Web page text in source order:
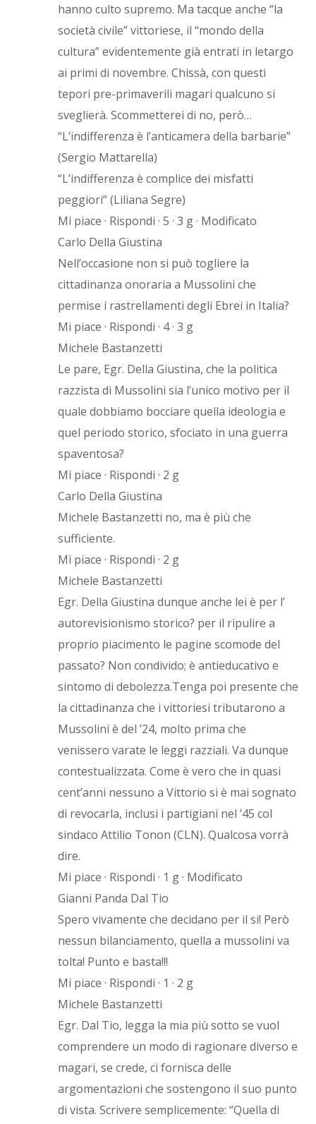
hanno culto supremo. Ma tacque anche “la
società civile” vittoriese, il “mondo della
cultura” evidentemente già entrati in letargo
ai primi di novembre. Chissà, con questi
tepori pre-primaverili magari qualcuno si
sveglierà. Scommetterei di no, però…
“L’indifferenza è l’anticamera della barbarie”
(Sergio Mattarella)
“L’indifferenza è complice dei misfatti
peggiori” (Liliana Segre)
Mi piace · Rispondi · 5 · 3 g · Modificato
Carlo Della Giustina
Nell’occasione non si può togliere la
cittadinanza onoraria a Mussolini che
permise i rastrellamenti degli Ebrei in Italia?
Mi piace · Rispondi · 4 · 3 g
Michele Bastanzetti
Le pare, Egr. Della Giustina, che la politica
razzista di Mussolini sia l’unico motivo per il
quale dobbiamo bocciare quella ideologia e
quel periodo storico, sfociato in una guerra
spaventosa?
Mi piace · Rispondi · 2 g
Carlo Della Giustina
Michele Bastanzetti no, ma è più che
sufficiente.
Mi piace · Rispondi · 2 g
Michele Bastanzetti
Egr. Della Giustina dunque anche lei è per l’
autorevisionismo storico? per il ripulire a
proprio piacimento le pagine scomode del
passato? Non condivido; è antieducativo e
sintomo di debolezza.Tenga poi presente che
la cittadinanza che i vittoriesi tributarono a
Mussolini è del ’24, molto prima che
venissero varate le leggi razziali. Va dunque
contestualizzata. Come è vero che in quasi
cent’anni nessuno a Vittorio si è mai sognato
di revocarla, inclusi i partigiani nel ’45 col
sindaco Attilio Tonon (CLN). Qualcosa vorrà
dire.
Mi piace · Rispondi · 1 g · Modificato
Gianni Panda Dal Tio
Spero vivamente che decidano per il si! Però
nessun bilanciamento, quella a mussolini va
tolta! Punto e basta!!!
Mi piace · Rispondi · 1 · 2 g
Michele Bastanzetti
Egr. Dal Tio, legga la mia più sotto se vuol
comprendere un modo di ragionare diverso e
magari, se crede, ci fornisca delle
argomentazioni che sostengono il suo punto
di vista. Scrivere semplicemente: “Quella di